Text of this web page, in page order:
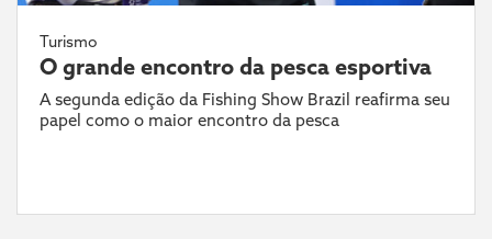
Turismo
O grande encontro da pesca esportiva
A segunda edição da Fishing Show Brazil reafirma seu
papel como o maior encontro da pesca